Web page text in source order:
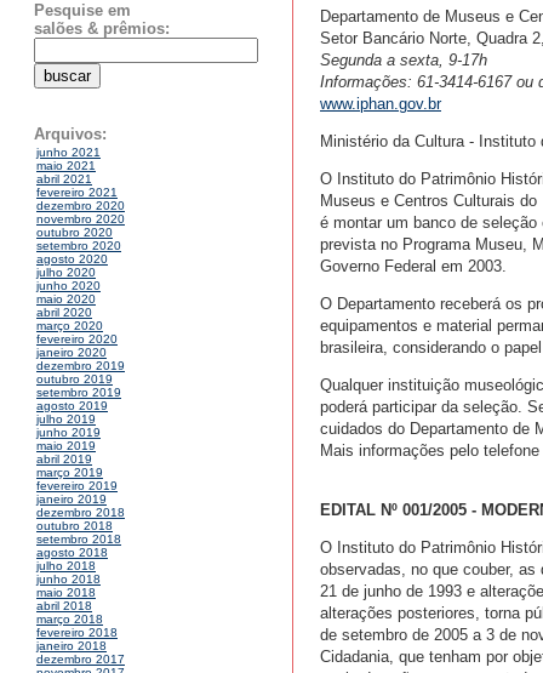
Pesquise em
salões & prêmios:
Arquivos:
junho 2021
maio 2021
abril 2021
fevereiro 2021
dezembro 2020
novembro 2020
outubro 2020
setembro 2020
agosto 2020
julho 2020
junho 2020
maio 2020
abril 2020
março 2020
fevereiro 2020
janeiro 2020
dezembro 2019
outubro 2019
setembro 2019
agosto 2019
julho 2019
junho 2019
maio 2019
abril 2019
março 2019
fevereiro 2019
janeiro 2019
dezembro 2018
outubro 2018
setembro 2018
agosto 2018
julho 2018
junho 2018
maio 2018
abril 2018
março 2018
fevereiro 2018
janeiro 2018
dezembro 2017
Departamento de Museus e
Setor Bancário Norte, Quadra
Segunda a sexta, 9-17h
Informações: 61-3414-6167 ou
www.iphan.gov.br
Ministério da Cultura -
O Instituto do Patrimônio
Museus e Centros Culturais
é montar um banco de
prevista no Programa Museu,
Governo Federal em 2003.
O Departamento receberá os
equipamentos e material
brasileira, considerando o
Qualquer instituição
poderá participar da seleção.
cuidados do Departamento de
Mais informações pelo
EDITAL Nº 001/2005 -
O Instituto do Patrimônio
observadas, no que couber,
21 de junho de 1993 e
alterações posteriores, torna
de setembro de 2005 a 3 de
Cidadania, que tenham por